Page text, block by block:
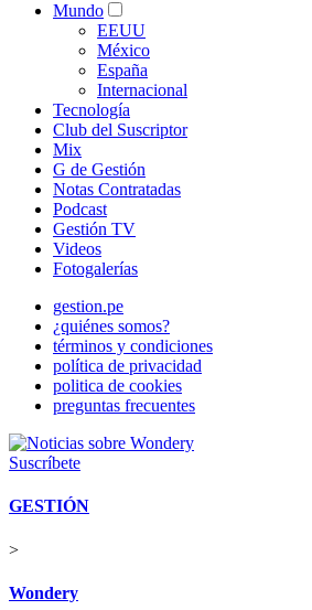
Mundo
EEUU
México
España
Internacional
Tecnología
Club del Suscriptor
Mix
G de Gestión
Notas Contratadas
Podcast
Gestión TV
Videos
Fotogalerías
gestion.pe
¿quiénes somos?
términos y condiciones
política de privacidad
politica de cookies
preguntas frecuentes
Suscríbete
GESTIÓN
>
Wondery